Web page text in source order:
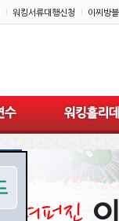
워킹서류대행신청 이찌방